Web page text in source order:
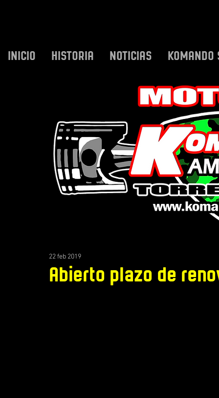
INICIO HISTORIA NOTICIAS KOMANDO
Abierto plazo de
22 feb 2019